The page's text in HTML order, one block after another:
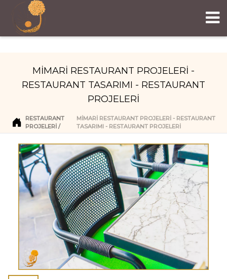
MİMARİ RESTAURANT PROJELERİ -
RESTAURANT TASARIMI - RESTAURANT
PROJELERİ
RESTAURANT
PROJELERI
MİMARİ RESTAURANT PROJELERİ - RESTAURANT
TASARIMI - RESTAURANT PROJELERİ